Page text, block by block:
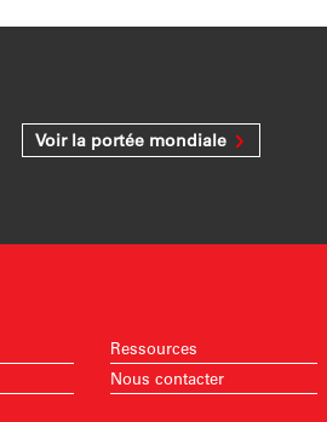
Voir la portée mondiale
Ressources
Nous contacter